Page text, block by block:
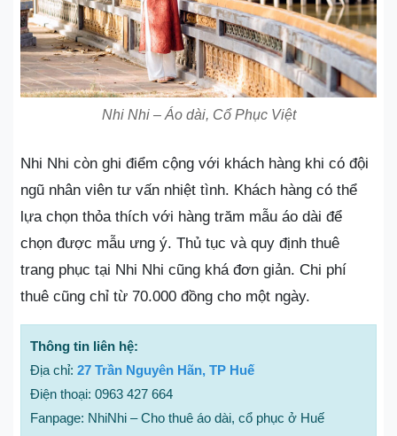
Nhi Nhi – Áo dài, Cổ Phục Việt
Nhi Nhi còn ghi điểm cộng với khách hàng khi có đội
ngũ nhân viên tư vấn nhiệt tình. Khách hàng có thể
lựa chọn thỏa thích với hàng trăm mẫu áo dài để
chọn được mẫu ưng ý. Thủ tục và quy định thuê
trang phục tại Nhi Nhi cũng khá đơn giản. Chi phí
thuê cũng chỉ từ 70.000 đồng cho một ngày.
Thông tin liên hệ:
Địa chỉ: 27 Trần Nguyên Hãn, TP Huế
Điện thoại: 0963 427 664
Fanpage: NhiNhi – Cho thuê áo dài, cổ phục ở Huế